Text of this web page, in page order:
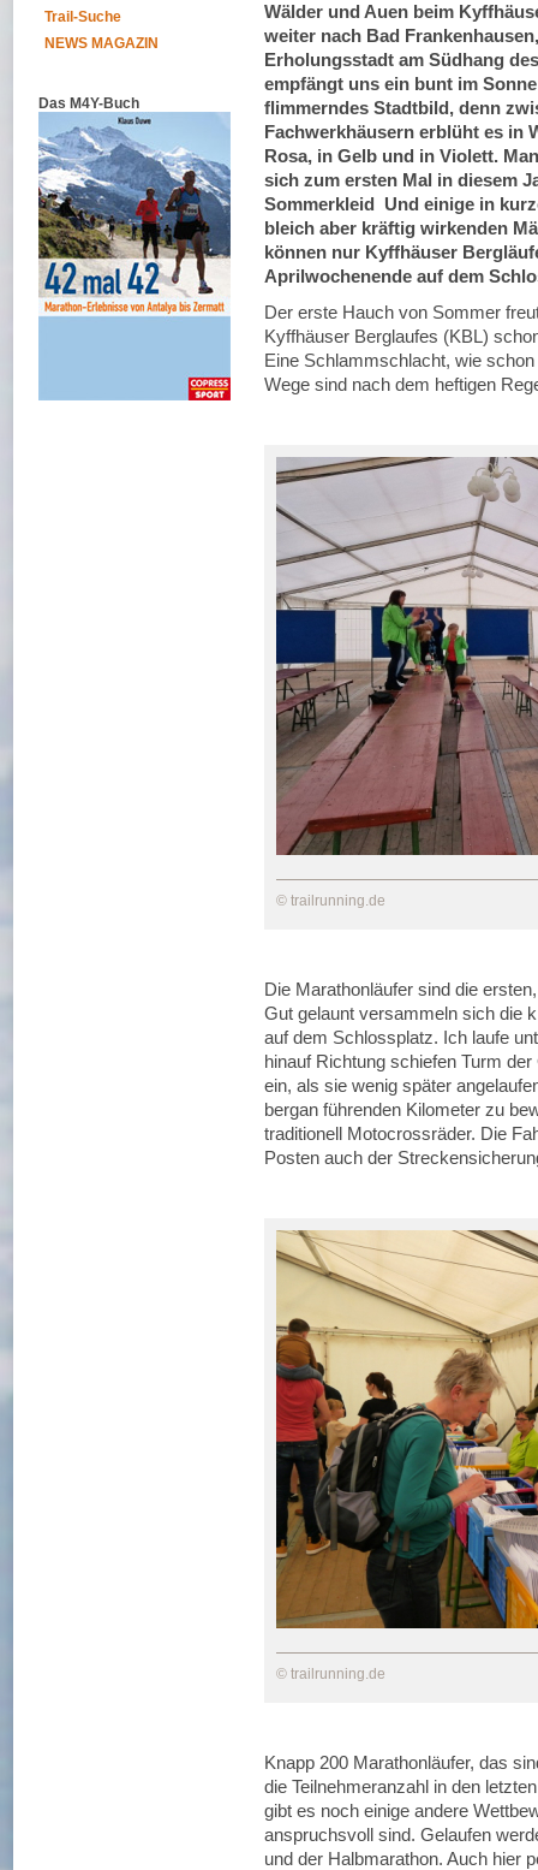
Trail-Suche
NEWS MAGAZIN
Das M4Y-Buch
Wälder und Auen beim
weiter nach Bad
Erholungsstadt am Südhang
empfängt uns ein bunt im
flimmerndes Stadtbild, denn
Fachwerkhäusern erblüht es in
Rosa, in Gelb und in Violett.
sich zum ersten Mal in diesem
Sommerkleid Und einige in
bleich aber kräftig wirkenden
können nur Kyffhäuser
Aprilwochenende auf dem
Der erste Hauch von Sommer
Kyffhäuser Berglaufes (KBL)
Eine Schlammschlacht, wie
Wege sind nach dem heftigen
© trailrunning.de
Die Marathonläufer sind die
Gut gelaunt versammeln sich die
auf dem Schlossplatz. Ich laufe
hinauf Richtung schiefen Turm
ein, als sie wenig später
bergan führenden Kilometer zu
traditionell Motocrossräder. Die
Posten auch der
© trailrunning.de
Knapp 200 Marathonläufer, das
die Teilnehmeranzahl in den
gibt es noch einige andere
anspruchsvoll sind. Gelaufen
und der Halbmarathon. Auch hier